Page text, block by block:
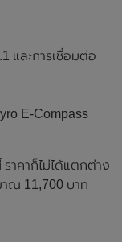
และการเชื่อมต่อ
E-Compass
าคาก็ไม่ได้แตกต่าง
ณ 11,700 บาท